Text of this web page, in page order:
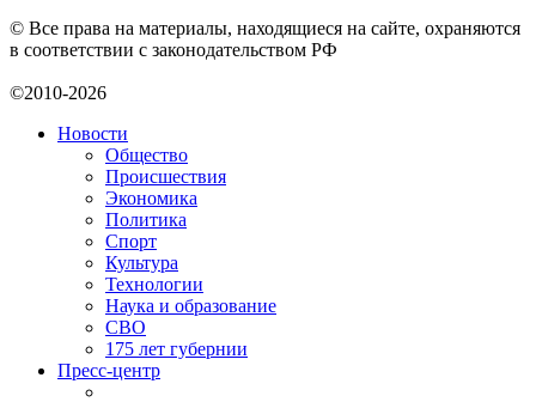
© Все права на материалы, находящиеся на сайте, охраняются
в соответствии с законодательством РФ
©2010-2026
Новости
Общество
Происшествия
Экономика
Политика
Спорт
Культура
Технологии
Наука и образование
СВО
175 лет губернии
Пресс-центр